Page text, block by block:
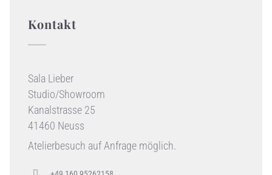
Kontakt
Sala Lieber
Studio/Showroom
Kanalstrasse 25
41460 Neuss
Atelierbesuch auf Anfrage möglich.